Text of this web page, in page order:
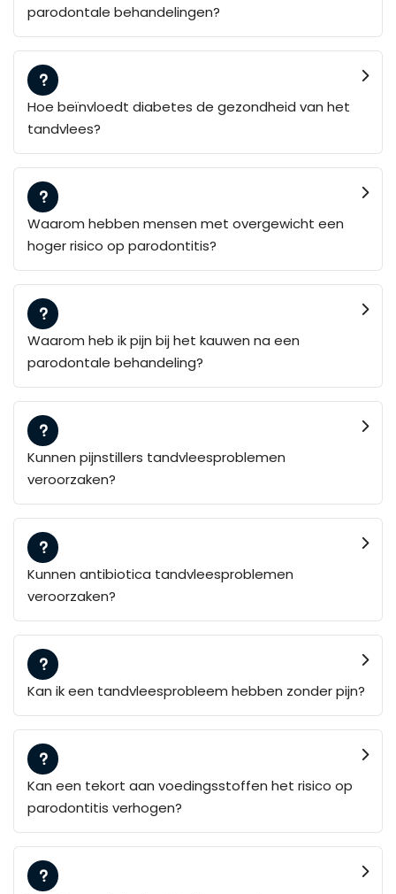
parodontale behandelingen?
Hoe beïnvloedt diabetes de gezondheid van het
tandvlees?
Waarom hebben mensen met overgewicht een
hoger risico op parodontitis?
Waarom heb ik pijn bij het kauwen na een
parodontale behandeling?
Kunnen pijnstillers tandvleesproblemen
veroorzaken?
Kunnen antibiotica tandvleesproblemen
veroorzaken?
Kan ik een tandvleesprobleem hebben zonder pijn?
Kan een tekort aan voedingsstoffen het risico op
parodontitis verhogen?